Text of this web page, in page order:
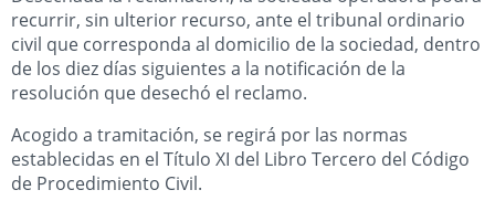
recurrir, sin ulterior recurso, ante el tribunal ordinario
civil que corresponda al domicilio de la sociedad, dentro
de los diez días siguientes a la notificación de la
resolución que desechó el reclamo.
Acogido a tramitación, se regirá por las normas
establecidas en el Título XI del Libro Tercero del Código
de Procedimiento Civil.